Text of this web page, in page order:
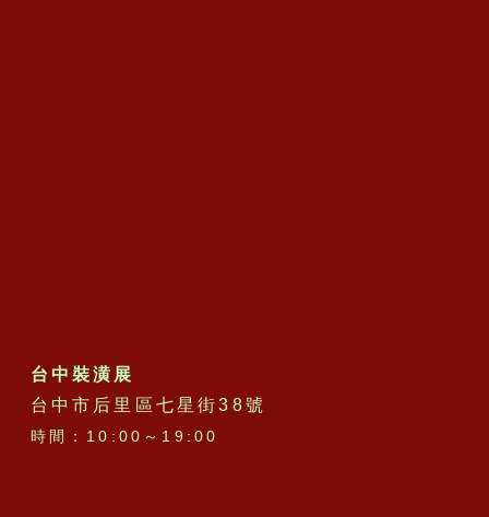
台中裝潢展
台中市后里區七星街38號
時間：10:00～19:00